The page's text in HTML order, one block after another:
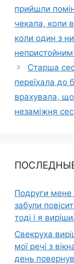
прийшли
чекала, коли
коли один з
Старша
переїхала до
врахувала,
незаміжня
Подруги мене
забули
тоді і я
Свекруха
мої речі з
день